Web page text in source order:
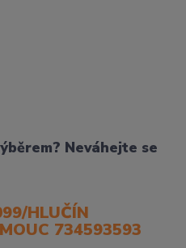
Neváhejte se
HLUČÍN
734593593